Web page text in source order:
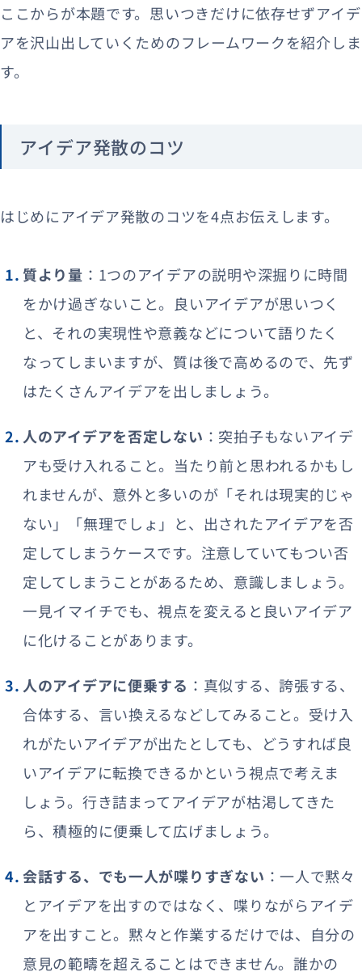
ここからが本題です。思いつきだけに依存せずアイデ
アを沢山出していくためのフレームワークを紹介しま
す。
アイデア発散のコツ
はじめにアイデア発散のコツを4点お伝えします。
質より量 ：1つのアイデアの説明や深掘りに時間
をかけ過ぎないこと。良いアイデアが思いつく
と、それの実現性や意義などについて語りたく
なってしまいますが、質は後で高めるので、先ず
はたくさんアイデアを出しましょう。
人のアイデアを否定しない ：突拍子もないアイデ
アも受け入れること。当たり前と思われるかもし
れませんが、意外と多いのが「それは現実的じゃ
ない」「無理でしょ」と、出されたアイデアを否
定してしまうケースです。注意していてもつい否
定してしまうことがあるため、意識しましょう。
一見イマイチでも、視点を変えると良いアイデア
に化けることがあります。
人のアイデアに便乗する ：真似する、誇張する、
合体する、言い換えるなどしてみること。受け入
れがたいアイデアが出たとしても、どうすれば良
いアイデアに転換できるかという視点で考えま
しょう。行き詰まってアイデアが枯渇してきた
ら、積極的に便乗して広げましょう。
会話する、でも一人が喋りすぎない ：一人で黙々
とアイデアを出すのではなく、喋りながらアイデ
アを出すこと。黙々と作業するだけでは、自分の
意見の範疇を超えることはできません。誰かの